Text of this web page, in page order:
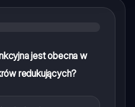
jest obecna w
redukujących?